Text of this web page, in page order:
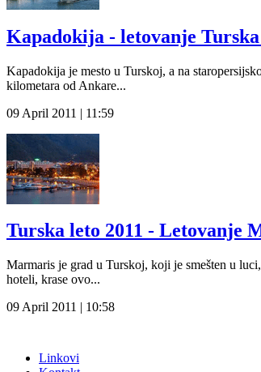
Kapadokija - letovanje Turska
Kapadokija je mesto u Turskoj, a na
kilometara od Ankare...
09 April 2011 | 11:59
Turska leto 2011 - Letovanje
Marmaris je grad u Turskoj, koji je smešten u
hoteli, krase ovo...
09 April 2011 | 10:58
Linkovi